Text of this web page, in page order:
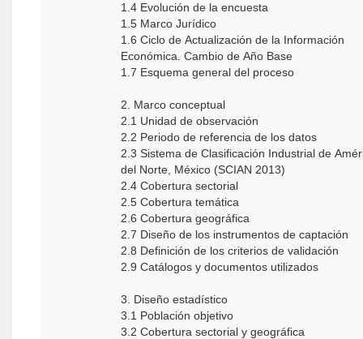
1.4 Evolución de la encuesta
1.5 Marco Jurídico
1.6 Ciclo de Actualización de la Información
Económica. Cambio de Año Base
1.7 Esquema general del proceso
2. Marco conceptual
2.1 Unidad de observación
2.2 Periodo de referencia de los datos
2.3 Sistema de Clasificación Industrial de
del Norte, México (SCIAN 2013)
2.4 Cobertura sectorial
2.5 Cobertura temática
2.6 Cobertura geográfica
2.7 Diseño de los instrumentos de captación
2.8 Definición de los criterios de validación
2.9 Catálogos y documentos utilizados
3. Diseño estadístico
3.1 Población objetivo
3.2 Cobertura sectorial y geográfica